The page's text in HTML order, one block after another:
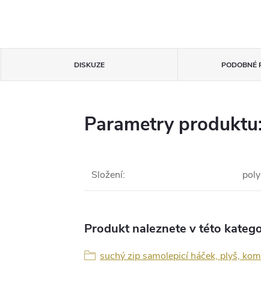
DISKUZE PODOBNÉ
Parametry produktu:
Složení:
Produkt naleznete v této
suchý zip samolepicí háček, plyš,